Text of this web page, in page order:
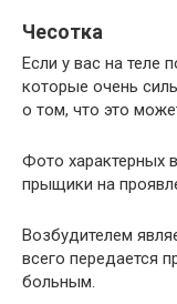
Чесотка
Если у вас на теле
которые очень
о том, что это
Фото характерных
прыщики на
Возбудителем
всего передается
больным.